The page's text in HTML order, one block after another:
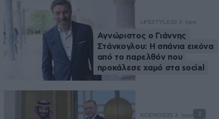
LIFESTYLE30 λ. πριν
Αγνώριστος ο Γιάννης
Στάνκογλου: Η σπάνια εικόνα
από το παρελθόν που
προκάλεσε χαμό στα social
ΚΟΣΜΟΣ35 λ. πριν 2